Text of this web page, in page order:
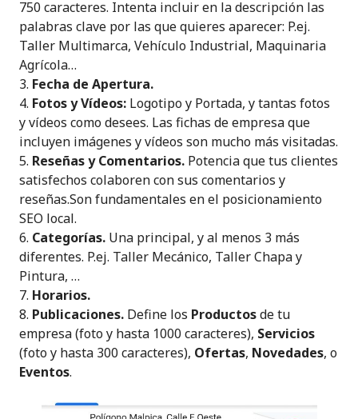
750 caracteres. Intenta incluir en la descripción las
palabras clave por las que quieres aparecer: P.ej.
Taller Multimarca, Vehículo Industrial, Maquinaria
Agrícola…
Fecha de Apertura.
Fotos y Vídeos: Logotipo y Portada, y tantas fotos
y vídeos como desees. Las fichas de empresa que
incluyen imágenes y vídeos son mucho más visitadas.
Reseñas y Comentarios. Potencia que tus clientes
satisfechos colaboren con sus comentarios y
reseñas.Son fundamentales en el posicionamiento
SEO local.
Categorías. Una principal, y al menos 3 más
diferentes. P.ej. Taller Mecánico, Taller Chapa y
Pintura, …
Horarios.
Publicaciones. Define los Productosde tu
empresa (foto y hasta 1000 caracteres), Servicios
(foto y hasta 300 caracteres), Ofertas, Novedades, o
Eventos.